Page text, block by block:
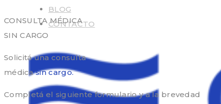
BLOG
CONTACTO
CONSULTA MÉDICA
SIN CARGO
Solicitá una consulta
médicasin cargo.
Completá el siguiente formulario y a la brevedad